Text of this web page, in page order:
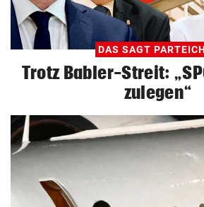
DAS SAGT
Trotz Babler-Streit:
zulegen“